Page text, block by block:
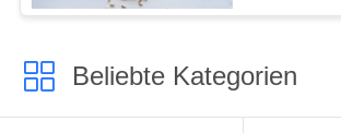
Beliebte Kategorien